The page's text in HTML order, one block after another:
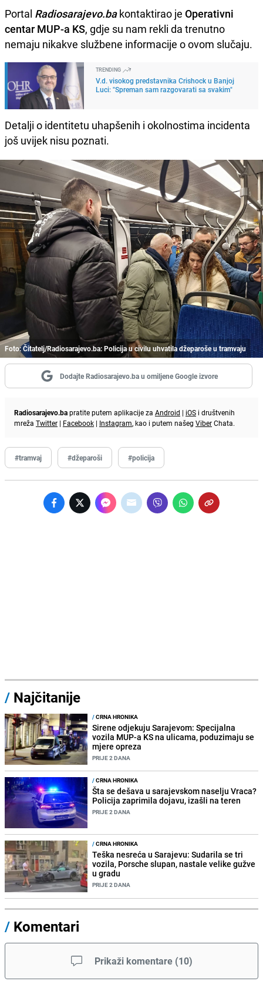
Portal Radiosarajevo.bakontaktirao je Operativni
centar MUP-a KS, gdje su nam rekli da trenutno
nemaju nikakve službene informacije o ovom slučaju.
TRENDING
V.d. visokog predstavnika Crishock u Banjoj
Luci: "Spreman sam razgovarati sa svakim"
Detalji o identitetu uhapšenih i okolnostima incidenta
još uvijek nisu poznati.
Foto: Čitatelj/Radiosarajevo.ba: Policija u civilu uhvatila džeparoše u tramvaju
Dodajte Radiosarajevo.ba u omiljene Google izvore
Radiosarajevo.bapratite putem aplikacije za Android | iOS i društvenih
mreža Twitter | Facebook | Instagram, kao i putem našeg ViberChata.
#tramvaj #džeparoši #policija
/ Najčitanije
/CRNA HRONIKA
Sirene odjekuju Sarajevom: Specijalna
vozila MUP-a KS na ulicama, poduzimaju se
mjere opreza
PRIJE 2 DANA
/CRNA HRONIKA
Šta se dešava u sarajevskom naselju Vraca?
Policija zaprimila dojavu, izašli na teren
PRIJE 2 DANA
/CRNA HRONIKA
Teška nesreća u Sarajevu: Sudarila se tri
vozila, Porsche slupan, nastale velike gužve
u gradu
PRIJE 2 DANA
/ Komentari
Prikaži komentare (10)